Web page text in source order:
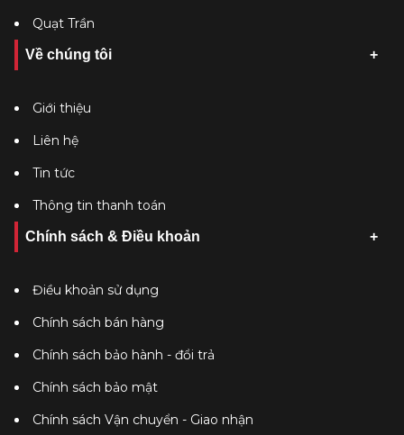
Quạt Trần
Về chúng tôi
Giới thiệu
Liên hệ
Tin tức
Thông tin thanh toán
Chính sách & Điều khoản
Điều khoản sử dụng
Chính sách bán hàng
Chính sách bảo hành - đổi trả
Chính sách bảo mật
Chính sách Vận chuyển - Giao nhận